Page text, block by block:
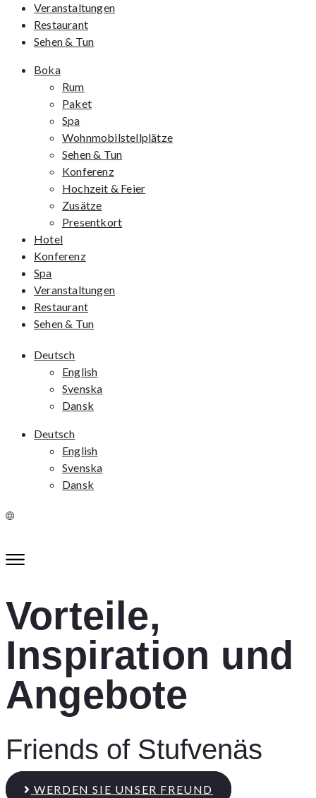
Veranstaltungen
Restaurant
Sehen & Tun
Boka
Rum
Paket
Spa
Wohnmobilstellplätze
Sehen & Tun
Konferenz
Hochzeit & Feier
Zusätze
Presentkort
Hotel
Konferenz
Spa
Veranstaltungen
Restaurant
Sehen & Tun
Deutsch
English
Svenska
Dansk
Deutsch
English
Svenska
Dansk
Vorteile,
Inspiration und
Angebote
Friends of Stufvenäs
WERDEN SIE UNSER FREUND